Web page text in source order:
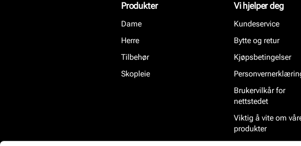
Produkter
Dame
Herre
Tilbehør
Skopleie
Vi hjelper deg
Kundeservice
Bytte og retur
Kjøpsbetingelser
Brukervilkår for
nettstedet
Viktig å vite om
produkter